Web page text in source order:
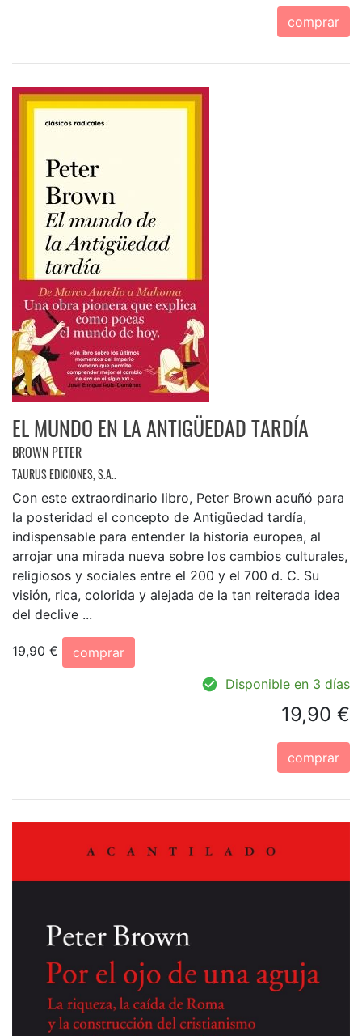
comprar
EL MUNDO EN LA ANTIGÜEDAD TARDÍA
BROWN PETER
TAURUS EDICIONES, S.A..
Con este extraordinario libro, Peter Brown acuñó para
la posteridad el concepto de Antigüedad tardía,
indispensable para entender la historia europea, al
arrojar una mirada nueva sobre los cambios culturales,
religiosos y sociales entre el 200 y el 700 d. C. Su
visión, rica, colorida y alejada de la tan reiterada idea
del declive ...
19,90 €
comprar
Disponible en 3 días
19,90 €
comprar